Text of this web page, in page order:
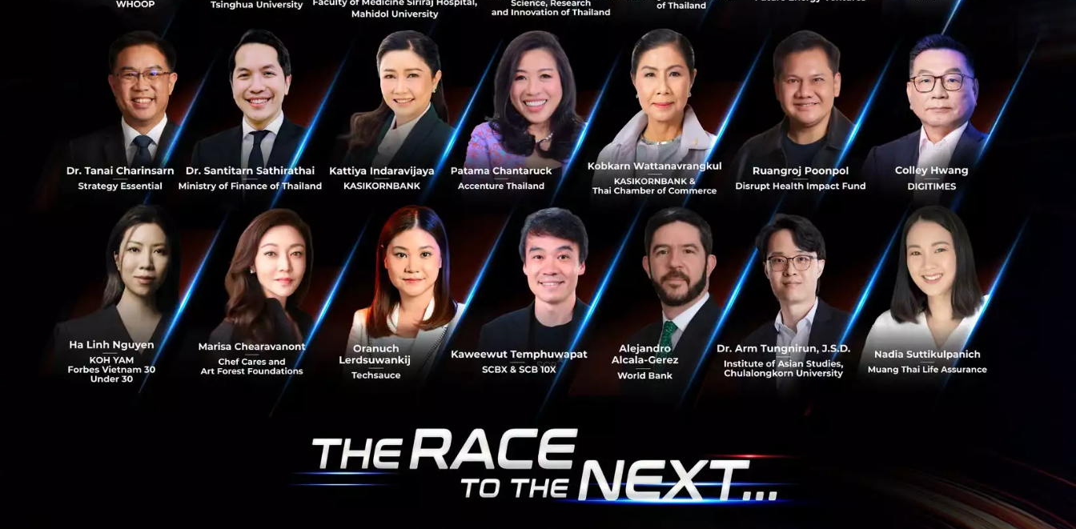
0
33
กระชับความร่วมมือกับ WEF และภาคีเครือข่ายสากลเพื่อจัดการกับปัญหาดังกล่าวอย่างยั่งยืน
การเสวนาครั้งนี้ประกอบด้วยผู้ทรงคุณวุฒิระดับโลก อาทิ นาง Amy Pope ผู้อำนวยการใหญ่พหุภาคี
ระหว่างประเทศว่าด้วยการโยกย้ายถิ่นฐาน (IOM) นาง Theresa May ประธานคณะกรรมาธิการโลก
ด้านแรงงานทาสสมัยใหม่และการค้ามนุษย์ และนาย Gary Haugen ประธานเจ้าหน้าที่บริหาร
International Justice Mission (IJM) รวมทั้งผู้บริหารระดับสูงจากภาคธุรกิจและองค์กรระหว่าง
ประเทศ ซึ่งถือเป็นโอกาสสำคัญของไทยในการสร้างเครือข่ายความร่วมมือเชิงยุทธศาสตร์เพื่อยกระดับ
มาตรฐานการคุ้มครองแรงงานและภาพลักษณ์ของประเทศในเวทีโลก
News wef ปัญหาแรงงาน รมว.ต่างประเทศ world-economic-forum-2026
No comment
RELATED ARTICLE
3 เรื่องที่ประเทศไทยต้อง Focus สร้างคน–
นวัตกรรม–ปฏิรูประบบราชการ เพื่อยกระดับขีดความ
สามารถประเทศ
นายอนุทิน ชาญวีรกูล นายกรัฐมนตรีและรัฐมนตรีว่าการ
กระทรวงมหาดไทย กล่าวปาฐกถาพิเศษในหัวข้อ “ฝ่าวิกฤติ
รับมือระเบียบโลกใหม่” ในงาน The INTANIA Forum...